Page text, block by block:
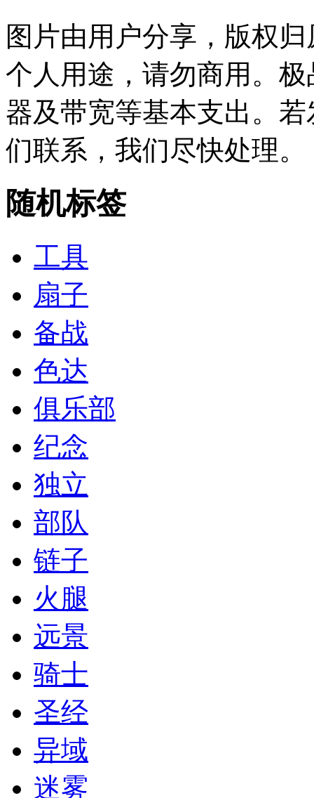
图片由用户分享，版权
个人用途，请勿商用。
器及带宽等基本支出。
们联系，我们尽快处理。
随机标签
工具
扇子
备战
色达
俱乐部
纪念
独立
部队
链子
火腿
远景
骑士
圣经
异域
迷雾